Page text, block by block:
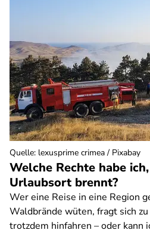
Welche Rechte habe
Urlaubsort brennt?
Wer eine Reise in eine Region
Waldbrände wüten, fragt sich
trotzdem hinfahren – oder kann
Quelle: lexusprime crimea / Pixabay